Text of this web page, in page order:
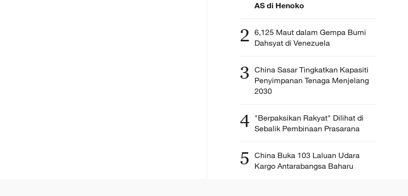
AS di Henoko
2 6,125 Maut dalam Gempa Bumi
Dahsyat di Venezuela
3 China Sasar Tingkatkan Kapasiti
Penyimpanan Tenaga Menjelang
2030
4 "Berpaksikan Rakyat" Dilihat di
Sebalik Pembinaan Prasarana
5 China Buka 103 Laluan Udara
Kargo Antarabangsa Baharu